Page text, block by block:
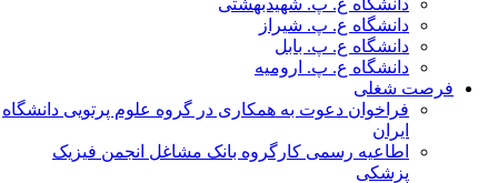
دانشگاه ع. پ. شهید‌بهشتی
دانشگاه ع. پ. شیراز
دانشگاه ع. پ. بابل
دانشگاه ع. پ. ارومیه
فرصت شغلی
فراخوان دعوت به همکاری در گروه علوم پرتویی دانشگاه
ایران
اطاعیه رسمی کارگروه بانک مشاغل انجمن فیزیک
پزشکی